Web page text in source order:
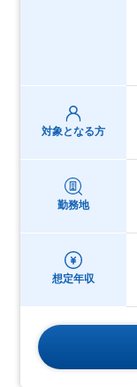
対象となる方
勤務地
想定年収